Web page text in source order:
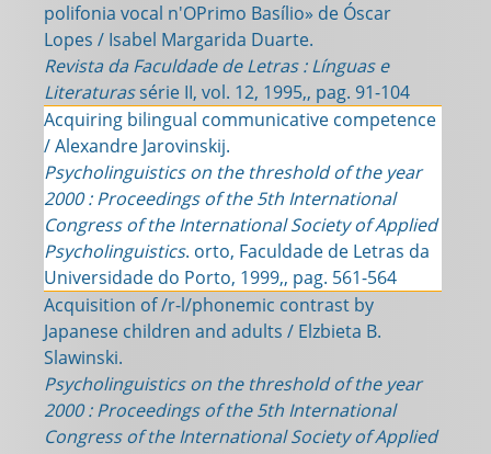
polifonia vocal n'OPrimo Basílio» de Óscar
Lopes / Isabel Margarida Duarte.
Revista da Faculdade de Letras : Línguas e
Literaturassérie II, vol. 12, 1995,, pag. 91-104
Acquiring bilingual communicative competence
/ Alexandre Jarovinskij.
Psycholinguistics on the threshold of the year
2000 : Proceedings of the 5th International
Congress of the International Society of Applied
Psycholinguistics. orto, Faculdade de Letras da
Universidade do Porto, 1999,, pag. 561-564
Acquisition of /r-l/phonemic contrast by
Japanese children and adults / Elzbieta B.
Slawinski.
Psycholinguistics on the threshold of the year
2000 : Proceedings of the 5th International
Congress of the International Society of Applied